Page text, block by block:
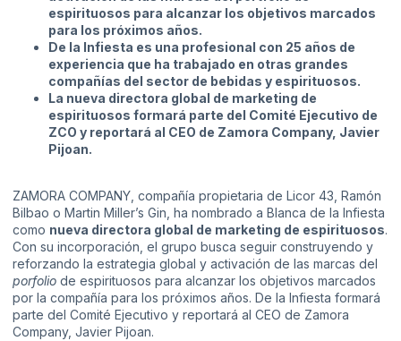
espirituosos para alcanzar los objetivos marcados
para los próximos años.
De la Infiesta es una profesional con 25 años de
experiencia que ha trabajado en otras grandes
compañías del sector de bebidas y espirituosos.
La nueva directora global de marketing de
espirituosos formará parte del Comité Ejecutivo de
ZCO y reportará al CEO de Zamora Company, Javier
Pijoan.
ZAMORA COMPANY, compañía propietaria de Licor 43, Ramón
Bilbao o Martin Miller’s Gin, ha nombrado a Blanca de la Infiesta
como nueva directora global de marketing de espirituosos.
Con su incorporación, el grupo busca seguir construyendo y
reforzando la estrategia global y activación de las marcas del
porfolio de espirituosos para alcanzar los objetivos marcados
por la compañía para los próximos años. De la Infiesta formará
parte del Comité Ejecutivo y reportará al CEO de Zamora
Company, Javier Pijoan.